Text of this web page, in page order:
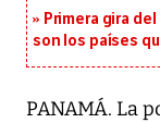
Primera gira
son los países
PANAMÁ. La